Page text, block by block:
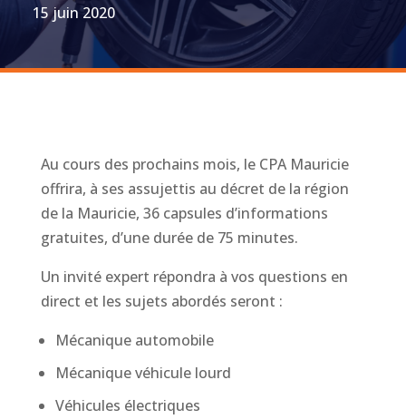
15 juin 2020
Au cours des prochains mois, le CPA Mauricie
offrira, à ses assujettis au décret de la région
de la Mauricie, 36 capsules d’informations
gratuites, d’une durée de 75 minutes.
Un invité expert répondra à vos questions en
direct et les sujets abordés seront :
Mécanique automobile
Mécanique véhicule lourd
Véhicules électriques